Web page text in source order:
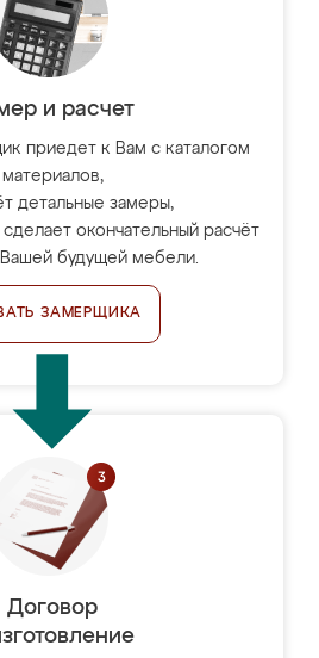
и расчет
приедет к Вам с каталогом
материалов,
детальные замеры,
окончательный расчёт
будущей мебели.
ЗАМЕРЩИКА
Договор